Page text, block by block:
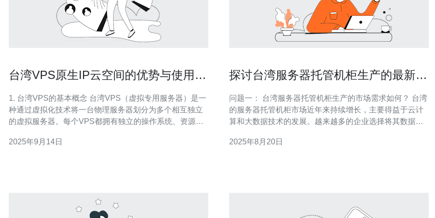
台湾VPS原生IP云空间的优势与使用技
1. 台湾VPS的基本概念 台湾VPS（虚拟专用服务器）是一
种通过虚拟化技术将一台物理服务器划分为多个相互独立
的虚拟服务器。每个VPS都拥有独立的操作系统、资源配
ISP（互联网服务提供商）分配的，而不是通过NAT（网络
2025年9月14日
探讨台湾服务器托管机柜生产的最新趋
问题一： 台湾服务器托管机柜生产的市场需求如何？ 台湾
的服务器托管机柜市场近年来持续增长，主要得益于云计
算和大数据技术的发展。越来越多的企业选择将其数据中
根据市场调查，预计在未来几年，台湾的服务器托管需求
2025年8月20日